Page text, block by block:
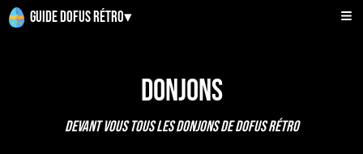
Guide Dofus Rétro▾
Donjons
Devant Vous Tous Les Donjons De Dofus Rétro